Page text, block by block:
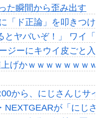
た瞬間から歪み出す
「ド正論」を叩きつけ
とヤバいぞ！」 ワイ「
ージーにキウイ皮ごと入
げかｗｗｗｗｗｗｗｗ
から、にじさんじサイ
NEXTGEARが「にじさ